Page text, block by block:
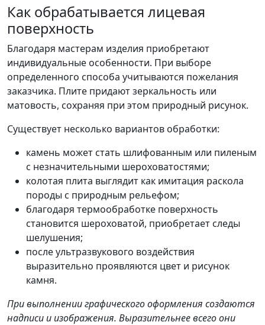
Как обрабатывается лицевая
поверхность
Благодаря мастерам изделия приобретают
индивидуальные особенности. При выборе
определенного способа учитываются пожелания
заказчика. Плите придают зеркальность или
матовость, сохраняя при этом природный рисунок.
Существует несколько вариантов обработки:
камень может стать шлифованным или пиленым
с незначительными шероховатостями;
колотая плита выглядит как имитация раскола
породы с природным рельефом;
благодаря термообработке поверхность
становится шероховатой, приобретает следы
шелушения;
после ультразвукового воздействия
выразительно проявляются цвет и рисунок
камня.
При выполнении графического оформления создаются
надписи и изображения. Выразительнее всего они